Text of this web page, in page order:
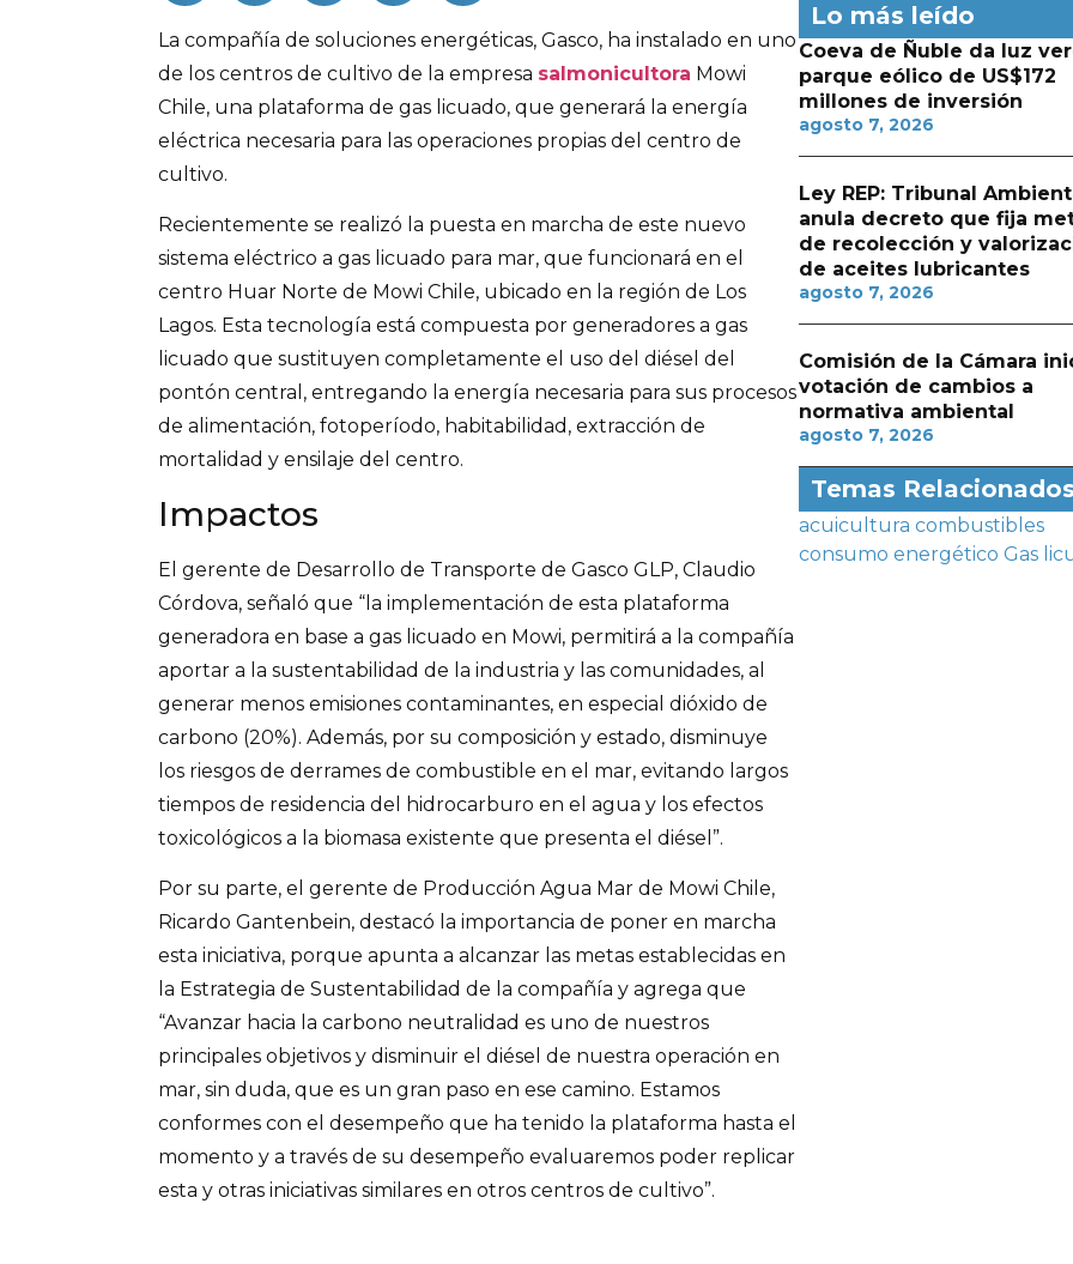
La compañía de soluciones energéticas, Gasco, ha instalado en uno
de los centros de cultivo de la empresa salmonicultora Mowi
Chile, una plataforma de gas licuado, que generará la energía
eléctrica necesaria para las operaciones propias del centro de
cultivo.
Recientemente se realizó la puesta en marcha de este nuevo
sistema eléctrico a gas licuado para mar, que funcionará en el
centro Huar Norte de Mowi Chile, ubicado en la región de Los
Lagos. Esta tecnología está compuesta por generadores a gas
licuado que sustituyen completamente el uso del diésel del
pontón central, entregando la energía necesaria para sus procesos
de alimentación, fotoperíodo, habitabilidad, extracción de
mortalidad y ensilaje del centro.
Impactos
El gerente de Desarrollo de Transporte de Gasco GLP, Claudio
Córdova, señaló que “la implementación de esta plataforma
generadora en base a gas licuado en Mowi, permitirá a la compañía
aportar a la sustentabilidad de la industria y las comunidades, al
generar menos emisiones contaminantes, en especial dióxido de
carbono (20%). Además, por su composición y estado, disminuye
los riesgos de derrames de combustible en el mar, evitando largos
tiempos de residencia del hidrocarburo en el agua y los efectos
toxicológicos a la biomasa existente que presenta el diésel”.
Por su parte, el gerente de Producción Agua Mar de Mowi Chile,
Ricardo Gantenbein, destacó la importancia de poner en marcha
esta iniciativa, porque apunta a alcanzar las metas establecidas en
la Estrategia de Sustentabilidad de la compañía y agrega que
“Avanzar hacia la carbono neutralidad es uno de nuestros
principales objetivos y disminuir el diésel de nuestra operación en
mar, sin duda, que es un gran paso en ese camino. Estamos
conformes con el desempeño que ha tenido la plataforma hasta el
momento y a través de su desempeño evaluaremos poder replicar
esta y otras iniciativas similares en otros centros de cultivo”.
Lo más leído
Coeva de Ñuble da luz
parque eólico de US$172
millones de inversión
agosto 7, 2026
Ley REP: Tribunal
anula decreto que fija
de recolección y
de aceites lubricantes
agosto 7, 2026
Comisión de la Cámara
votación de cambios a
normativa ambiental
agosto 7, 2026
Temas Relacionados
acuicultura combustibles
consumo energético Gas